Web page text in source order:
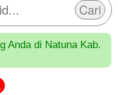
Cari
Anda di Natuna Kab.